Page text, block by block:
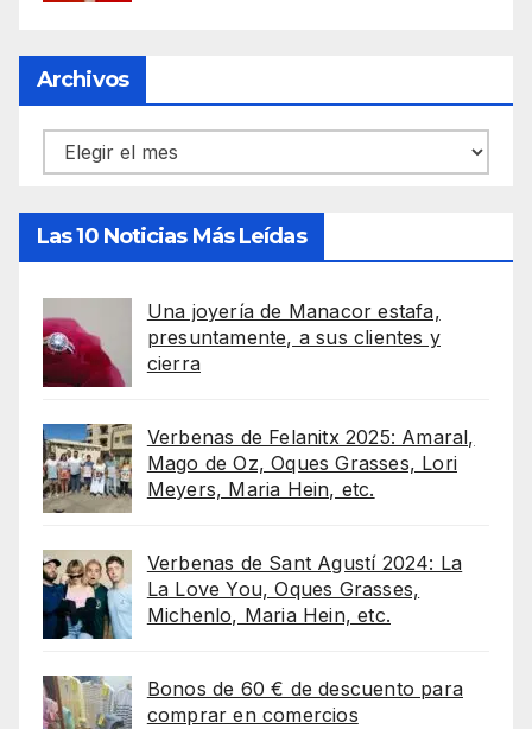
Archivos
Archivos
Las 10 Noticias Más Leídas
Una joyería de Manacor estafa,
presuntamente, a sus clientes y
cierra
Verbenas de Felanitx 2025: Amaral,
Mago de Oz, Oques Grasses, Lori
Meyers, Maria Hein, etc.
Verbenas de Sant Agustí 2024: La
La Love You, Oques Grasses,
Michenlo, Maria Hein, etc.
Bonos de 60 € de descuento para
comprar en comercios